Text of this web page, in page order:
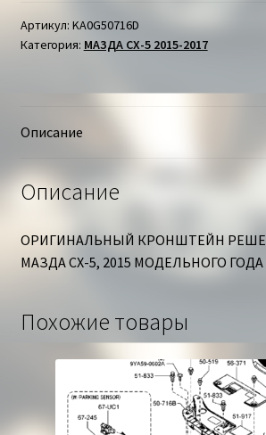
РАДИАТОРА
МАЗДА
Артикул: KA0G50716D
Категория: МАЗДА СХ-5 2015-2017
Описание
Описание
ОРИГИНАЛЬНЫЙ КРОНШТЕЙН
МАЗДА СХ-5, 2015 МОДЕЛЬНОГО ГОДА
Похожие товары